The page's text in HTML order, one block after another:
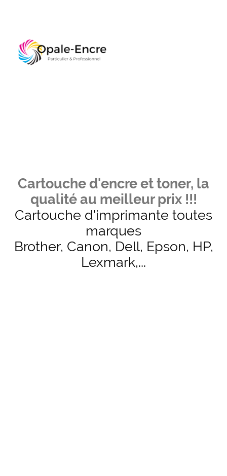
Cartouche d'encre et toner, la
qualité au meilleur prix !!!
Cartouche d'imprimante toutes
marques
Brother, Canon, Dell, Epson, HP,
Lexmark,...